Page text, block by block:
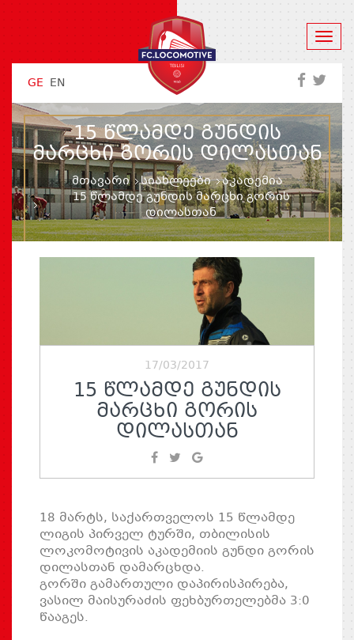
GE EN
15 ᲬᲚᲐᲛᲓᲔ ᲒᲣᲜᲓᲘᲡ
ᲛᲐᲠᲪᲮᲘ ᲒᲝᲠᲘᲡ ᲓᲘᲚᲐᲡᲗᲐᲜ
მთავარი სიახლეები
აკადემია
15 წლამდე გუნდის მარცხი გორის
დილასთან
17/03/2017
15 ᲬᲚᲐᲛᲓᲔ ᲒᲣᲜᲓᲘᲡ
ᲛᲐᲠᲪᲮᲘ ᲒᲝᲠᲘᲡ
ᲓᲘᲚᲐᲡᲗᲐᲜ
18 მარტს, საქართველოს 15 წლამდე
ლიგის პირველ ტურში, თბილისის
ლოკომოტივის აკადემიის გუნდი გორის
დილასთან დამარცხდა.
გორში გამართული დაპირისპირება,
ვასილ მაისურაძის ფეხბურთელებმა 3:0
წააგეს.